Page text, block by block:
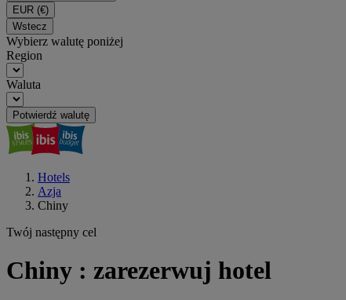
EUR (€)
Wstecz
Wybierz walutę poniżej
Region
Waluta
Potwierdź walutę
Hotels
Azja
Chiny
Twój następny cel
Chiny : zarezerwuj hotel